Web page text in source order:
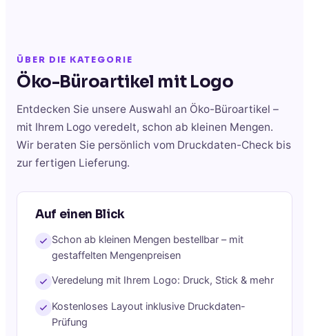
ÜBER DIE KATEGORIE
Öko-Büroartikel mit Logo
Entdecken Sie unsere Auswahl an Öko-Büroartikel –
mit Ihrem Logo veredelt, schon ab kleinen Mengen.
Wir beraten Sie persönlich vom Druckdaten-Check bis
zur fertigen Lieferung.
Auf einen Blick
Schon ab kleinen Mengen bestellbar – mit
gestaffelten Mengenpreisen
Veredelung mit Ihrem Logo: Druck, Stick & mehr
Kostenloses Layout inklusive Druckdaten-
Prüfung